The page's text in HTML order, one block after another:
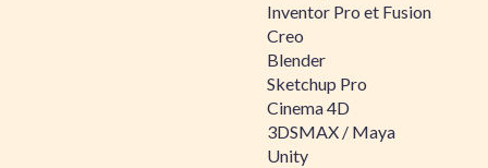
Inventor Pro et Fusion
Creo
Blender
Sketchup Pro
Cinema 4D
3DSMAX / Maya
Unity